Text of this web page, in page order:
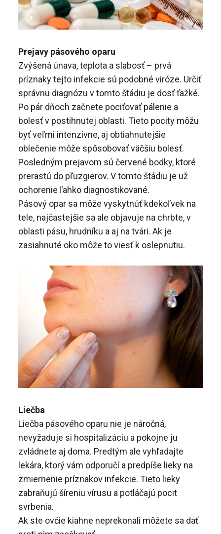
Prejavy pásového oparu
Zvýšená únava, teplota a slabosť – prvá
príznaky tejto infekcie sú podobné viróze. Určiť
správnu diagnózu v tomto štádiu je dosť ťažké.
Po pár dňoch začnete pociťovať pálenie a
bolesť v postihnutej oblasti. Tieto pocity môžu
byť veľmi intenzívne, aj obtiahnutejšie
oblečenie môže spôsobovať väčšiu bolesť.
Posledným prejavom sú červené bodky, ktoré
prerastú do pľuzgierov. V tomto štádiu je už
ochorenie ľahko diagnostikované.
Pásový opar sa môže vyskytnúť kdekoľvek na
tele, najčastejšie sa ale objavuje na chrbte, v
oblasti pásu, hrudníku a aj na tvári. Ak je
zasiahnuté oko môže to viesť k oslepnutiu.
Liečba
Liečba pásového oparu nie je náročná,
nevyžaduje si hospitalizáciu a pokojne ju
zvládnete aj doma. Predtým ale vyhľadajte
lekára, ktorý vám odporučí a predpíše lieky na
zmiernenie príznakov infekcie. Tieto lieky
zabraňujú šíreniu vírusu a potláčajú pocit
svrbenia.
Ak ste ovčie kiahne neprekonali môžete sa dať